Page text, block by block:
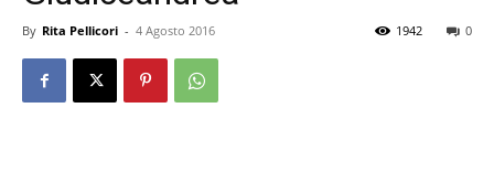
By Rita Pellicori - 4 Agosto 2016 0
1942